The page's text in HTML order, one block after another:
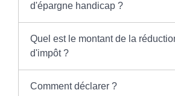
d'épargne handicap ?
Quel est le montant de la
d'impôt ?
Comment déclarer ?